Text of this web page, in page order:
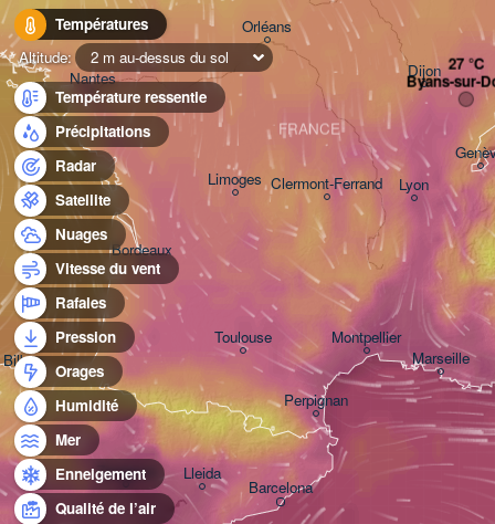
Températures
Altitude:
2 m au-dessus du sol
Température ressentie
Précipitations
Radar
Satellite
Nuages
Vitesse du vent
Rafales
Pression
Orages
Humidité
Mer
Enneigement
Qualité de l’air
Zaragoza
Bordeaux
Nantes
Bilbao
Barcelona
Lyon
Marseille
Montpellier
Orléans
Perpignan
Dijon
Lleida
Clermont-Ferrand
Limoges
Toulouse
FRANCE
Byans-sur-